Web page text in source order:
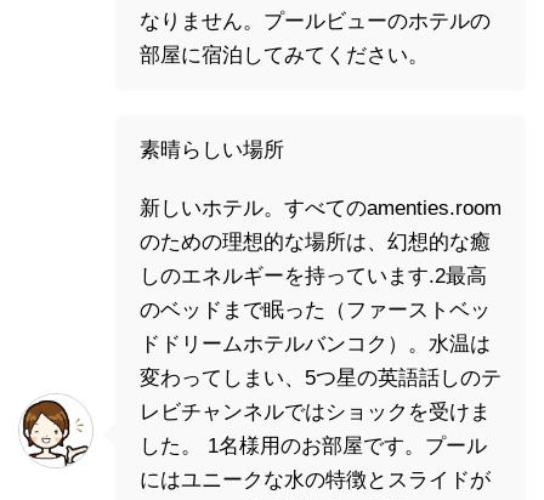
なりません。プールビューのホテルの
部屋に宿泊してみてください。
素晴らしい場所
新しいホテル。すべてのamenties.room
のための理想的な場所は、幻想的な癒
しのエネルギーを持っています.2最高
のベッドまで眠った（ファーストベッ
ドドリームホテルバンコク）。水温は
変わってしまい、5つ星の英語話しのテ
レビチャンネルではショックを受けま
した。 1名様用のお部屋です。プール
にはユニークな水の特徴とスライドが